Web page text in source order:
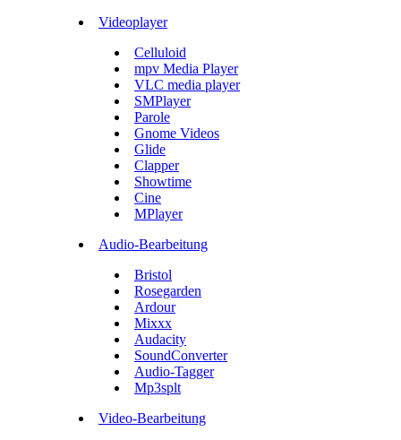
Videoplayer
Celluloid
mpv Media Player
VLC media player
SMPlayer
Parole
Gnome Videos
Glide
Clapper
Showtime
Cine
MPlayer
Audio-Bearbeitung
Bristol
Rosegarden
Ardour
Mixxx
Audacity
SoundConverter
Audio-Tagger
Mp3splt
Video-Bearbeitung